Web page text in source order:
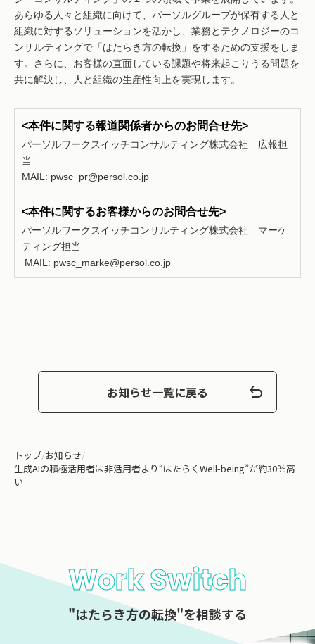
あらゆる人々と組織に向けて、パーソルグループが保有する人と
組織に対するソリューションを活かし、業務とテクノロジーのコ
ンサルティングで「はたらき方の転換」をするための支援をしま
す。さらに、お客様の直面している課題や将来起こりうる問題を
共に解決し、人と組織の生産性向上を実現します。
<本件に関する報道関係者からのお問合せ先>
パーソルワークスイッチコンサルティング株式会社 広報担
当
MAIL: pwsc_pr@persol.co.jp
<本件に関するお客様からのお問合せ先>
パーソルワークスイッチコンサルティング株式会社 マーケ
ティング担当
MAIL: pwsc_marke@persol.co.jp
お知らせ一覧に戻る
トップ/お知らせ/
生成AIの積極活用者は非活用者より“はたらくWell-being”が約30％高
い
Work Switch
"はたらき方の転換"を相談する